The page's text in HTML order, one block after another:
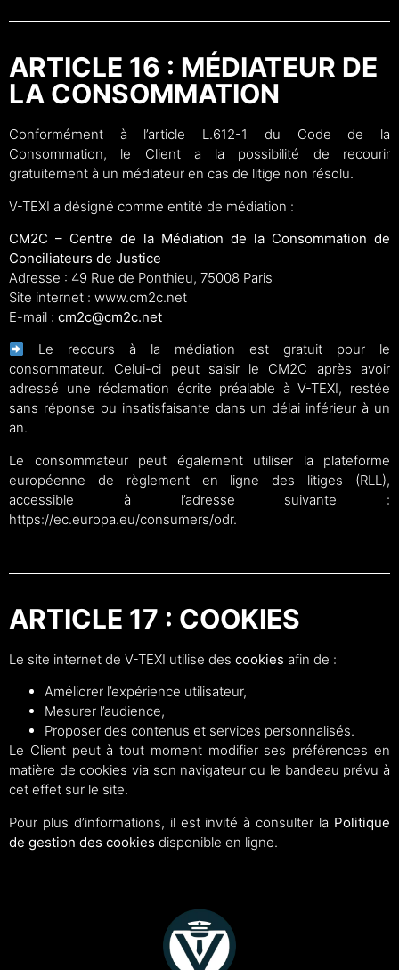
ARTICLE 16 : MÉDIATEUR DE
LA CONSOMMATION
Conformément à l’article L.612-1 du Code de la
Consommation, le Client a la possibilité de recourir
gratuitement à un médiateur en cas de litige non résolu.
V-TEXI a désigné comme entité de médiation :
CM2C – Centre de la Médiation de la Consommation de
Conciliateurs de Justice
Adresse : 49 Rue de Ponthieu, 75008 Paris
Site internet : www.cm2c.net
E-mail : cm2c@cm2c.net
Le recours à la médiation est gratuit pour le
consommateur. Celui-ci peut saisir le CM2C après avoir
adressé une réclamation écrite préalable à V-TEXI, restée
sans réponse ou insatisfaisante dans un délai inférieur à un
an.
Le consommateur peut également utiliser la plateforme
européenne de règlement en ligne des litiges (RLL),
accessible à l’adresse suivante :
https://ec.europa.eu/consumers/odr.
ARTICLE 17 : COOKIES
Le site internet de V-TEXI utilise des cookies afin de :
Améliorer l’expérience utilisateur,
Mesurer l’audience,
Proposer des contenus et services personnalisés.
Le Client peut à tout moment modifier ses préférences en
matière de cookies via son navigateur ou le bandeau prévu à
cet effet sur le site.
Pour plus d’informations, il est invité à consulter la Politique
de gestion des cookies disponible en ligne.